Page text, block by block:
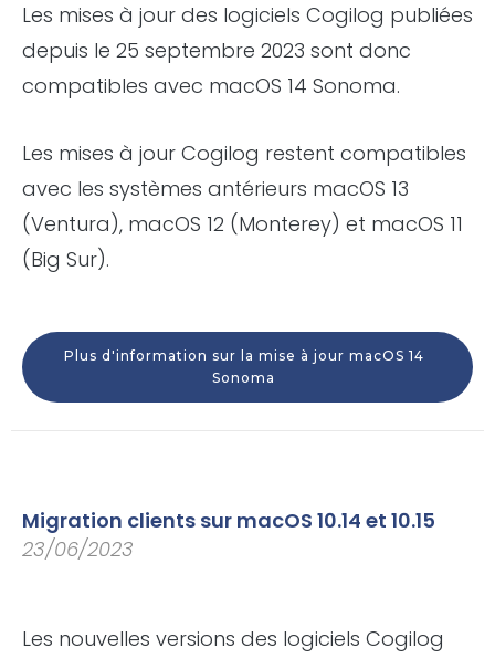
Les mises à jour des logiciels Cogilog publiées
depuis le 25 septembre 2023 sont donc
compatibles avec macOS 14 Sonoma.
Les mises à jour Cogilog restent compatibles
avec les systèmes antérieurs macOS 13
(Ventura), macOS 12 (Monterey) et macOS 11
(Big Sur).
Plus d'information sur la mise à jour macOS 14
Sonoma
Migration clients sur macOS 10.14 et 10.15
23/06/2023
Les nouvelles versions des logiciels Cogilog